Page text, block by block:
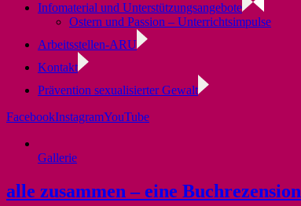
Infomaterial und Unterstützungsangebote
Ostern und Passion – Unterrichtsimpulse
Arbeitsstellen-ARU
Kontakt
Prävention sexualisierter Gewalt
FacebookInstagramYouTube
Gallerie
alle zusammen – eine Buchrezension